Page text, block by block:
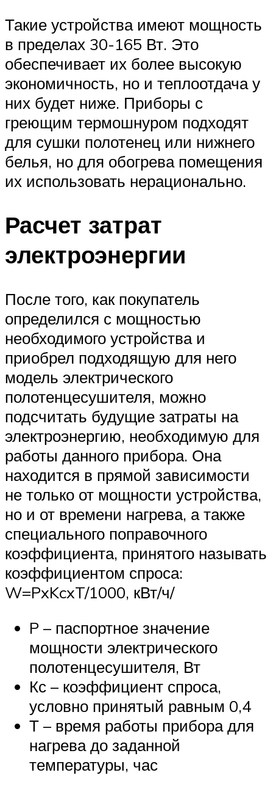
Такие устройства имеют мощность
в пределах 30-165 Вт. Это
обеспечивает их более высокую
экономичность, но и теплоотдача у
них будет ниже. Приборы с
греющим термошнуром подходят
для сушки полотенец или нижнего
белья, но для обогрева помещения
их использовать нерационально.
Расчет затрат
электроэнергии
После того, как покупатель
определился с мощностью
необходимого устройства и
приобрел подходящую для него
модель электрического
полотенцесушителя, можно
подсчитать будущие затраты на
электроэнергию, необходимую для
работы данного прибора. Она
находится в прямой зависимости
не только от мощности устройства,
но и от времени нагрева, а также
специального поправочного
коэффициента, принятого называть
коэффициентом спроса:
W=PxKcxT/1000, кВт/ч/
P – паспортное значение
мощности электрического
полотенцесушителя, Вт
Кс – коэффициент спроса,
условно принятый равным 0,4
Т – время работы прибора для
нагрева до заданной
температуры, час